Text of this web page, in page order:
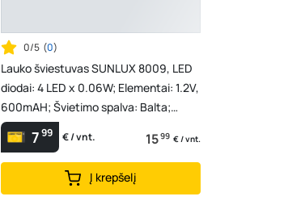
0/5 (0)
Lauko šviestuvas SUNLUX 8009, LED
diodai: 4 LED x 0.06W; Elementai: 1.2V,
600mAH; Švietimo spalva: Balta;
Korpusas: Plas...
799 € / vnt. 1599 € / vnt.
Į krepšelį